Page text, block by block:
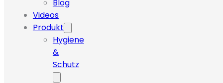
Blog
Videos
Produkt
Hygiene
&
Schutz